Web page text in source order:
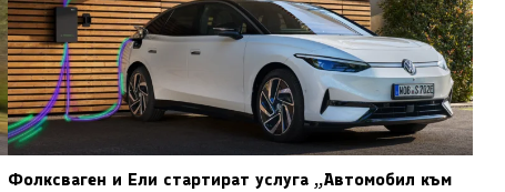
Фолксваген и Ели стартират услуга „Автомобил към